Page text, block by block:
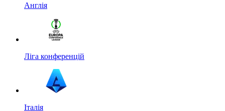
Англія
Ліга конференцій
Італія